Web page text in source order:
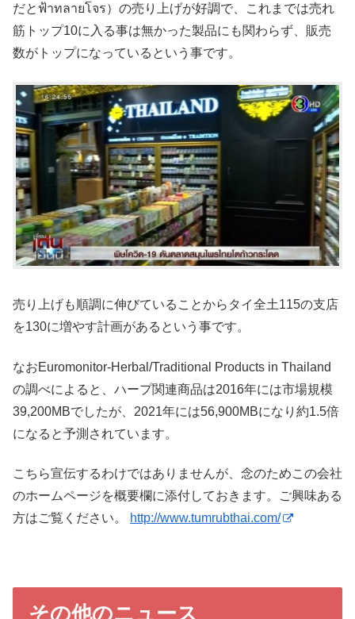
だとฟ้าทลายโจร）の売り上げが好調で、これまでは売れ
筋トップ10に入る事は無かった製品にも関わらず、販売
数がトップになっているという事です。
売り上げも順調に伸びていることからタイ全土115の支店
を130に増やす計画があるという事です。
なおEuromonitor-Herbal/Traditional Products in Thailand
の調べによると、ハープ関連商品は2016年には市場規模
39,200MBでしたが、2021年には56,900MBになり約1.5倍
になると予測されています。
こちら宣伝するわけではありませんが、念のためこの会社
のホームページを概要欄に添付しておきます。ご興味ある
方はご覧ください。
http://www.tumrubthai.com/
その他のニュース